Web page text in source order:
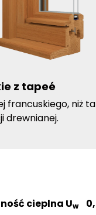
z tapeé
francuskiego, niż
drewnianej.
cieplna Uw